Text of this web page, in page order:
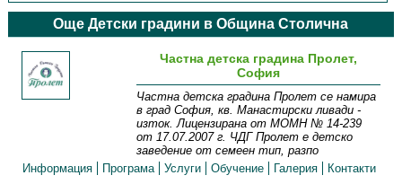
Още Детски градини в Община Столична
Частна детска градина Пролет,
София
Частна детска градина Пролет се намира
в град София, кв. Манастирски ливади -
изток. Лицензирана от МОМН № 14-239
от 17.07.2007 г. ЧДГ Пролет е детско
заведение от семеен тип, разпо
Информация
Програма Услуги Обучение Галерия Контакти